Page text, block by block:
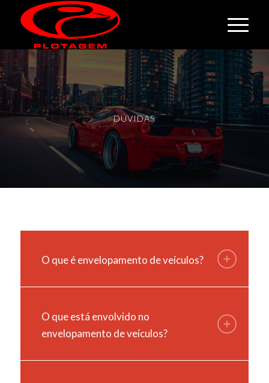
DÚVIDAS
O que é envelopamento de veículos?
O que está envolvido no
envelopamento de veículos?